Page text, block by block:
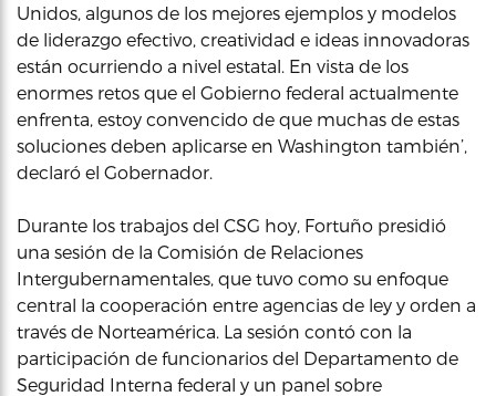
Unidos, algunos de los mejores ejemplos y modelos
de liderazgo efectivo, creatividad e ideas innovadoras
están ocurriendo a nivel estatal. En vista de los
enormes retos que el Gobierno federal actualmente
enfrenta, estoy convencido de que muchas de estas
soluciones deben aplicarse en Washington también’,
declaró el Gobernador.
Durante los trabajos del CSG hoy, Fortuño presidió
una sesión de la Comisión de Relaciones
Intergubernamentales, que tuvo como su enfoque
central la cooperación entre agencias de ley y orden a
través de Norteamérica. La sesión contó con la
participación de funcionarios del Departamento de
Seguridad Interna federal y un panel sobre